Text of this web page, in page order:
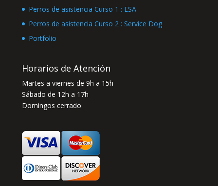
Perros de asistencia Curso 1 : ESA
Perros de asistencia Curso 2 : Service Dog
Portfolio
Horarios de Atención
Martes a viernes de 9h a 15h
Sábado de 12h a 17h
Domingos cerrado